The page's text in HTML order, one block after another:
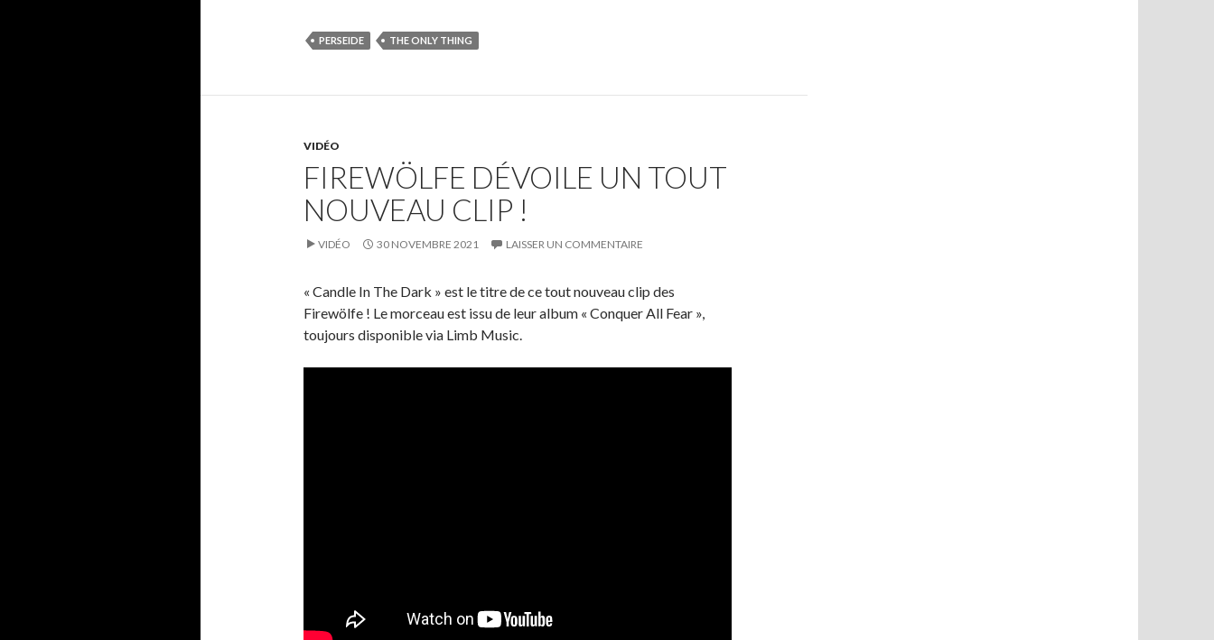
PERSEIDE THE ONLY THING
VIDÉO
FIREWÖLFE DÉVOILE UN TOUT
NOUVEAU CLIP !
VIDÉO 30 NOVEMBRE 2021 LAISSER UN COMMENTAIRE
« Candle In The Dark » est le titre de ce tout nouveau clip des
Firewölfe ! Le morceau est issu de leur album « Conquer All Fear »,
toujours disponible via Limb Music.